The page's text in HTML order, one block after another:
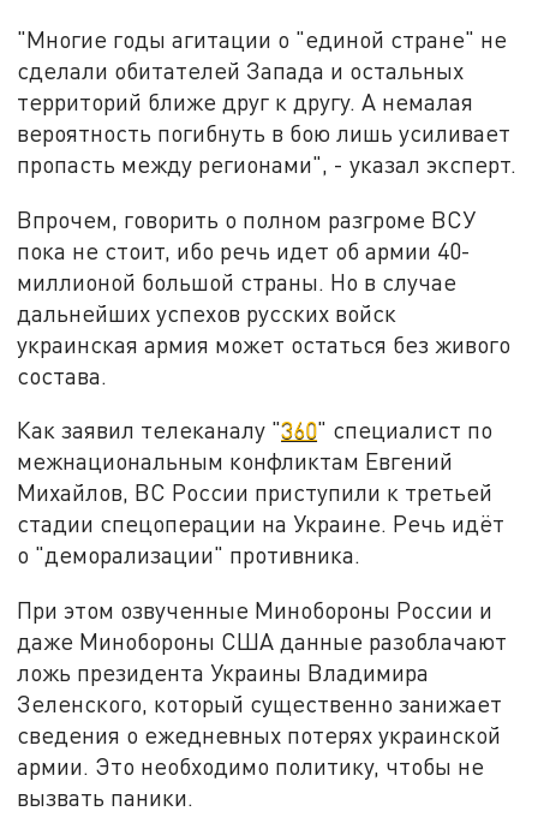
"Многие годы агитации о "единой стране" не
сделали обитателей Запада и остальных
территорий ближе друг к другу. А немалая
вероятность погибнуть в бою лишь усиливает
пропасть между регионами", - указал эксперт.
Впрочем, говорить о полном разгроме ВСУ
пока не стоит, ибо речь идет об армии 40-
миллионой большой страны. Но в случае
дальнейших успехов русских войск
украинская армия может остаться без живого
состава.
Как заявил телеканалу "360" специалист по
межнациональным конфликтам Евгений
Михайлов, ВС России приступили к третьей
стадии спецоперации на Украине. Речь идёт
о "деморализации" противника.
При этом озвученные Минобороны России и
даже Минобороны США данные разоблачают
ложь президента Украины Владимира
Зеленского, который существенно занижает
сведения о ежедневных потерях украинской
армии. Это необходимо политику, чтобы не
вызвать паники.